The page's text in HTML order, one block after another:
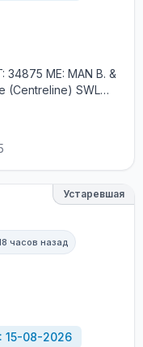
34875 ME: MAN B. &
(Centreline) SWL
- EXPERIENCE
Устаревшая
часов назад
15-08-2026